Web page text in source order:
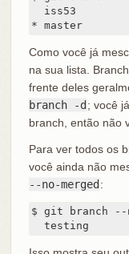
  iss53
* master
Como você já
na sua lista.
frente deles
branch -d ; você
branch, então não
Para ver todos os
você ainda não
--no-merged :
$ git branch --
  testing